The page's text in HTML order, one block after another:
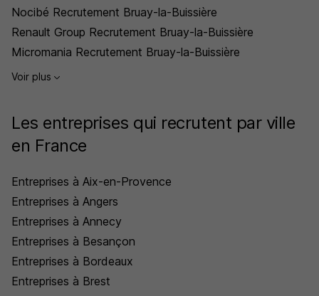
Nocibé Recrutement Bruay-la-Buissière
Renault Group Recrutement Bruay-la-Buissière
Micromania Recrutement Bruay-la-Buissière
Voir plus
Les entreprises qui recrutent par ville
en France
Entreprises à Aix-en-Provence
Entreprises à Angers
Entreprises à Annecy
Entreprises à Besançon
Entreprises à Bordeaux
Entreprises à Brest